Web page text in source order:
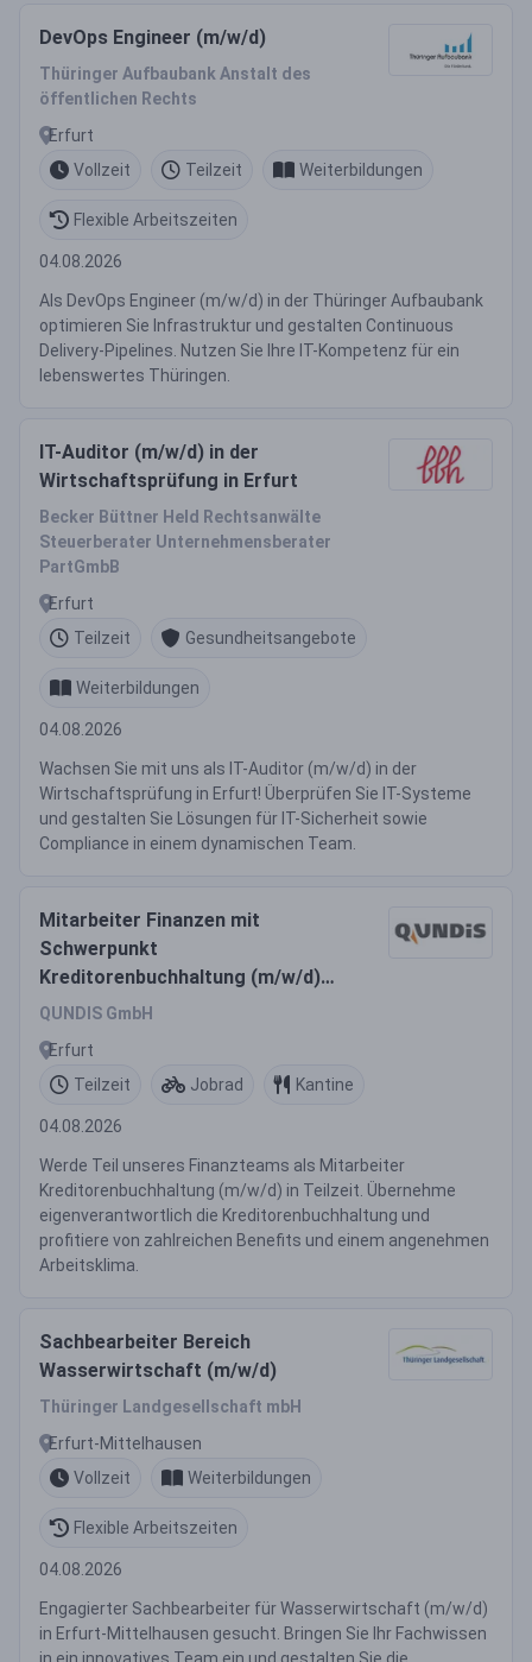
DevOps Engineer (m/w/d)
Thüringer Aufbaubank Anstalt des
öffentlichen Rechts
Erfurt
Vollzeit
Teilzeit Weiterbildungen
Flexible Arbeitszeiten
04.08.2026
Als DevOps Engineer (m/w/d) in der Thüringer Aufbaubank
optimieren Sie Infrastruktur und gestalten Continuous
Delivery-Pipelines. Nutzen Sie Ihre IT-Kompetenz für ein
lebenswertes Thüringen.
IT-Auditor (m/w/d) in der
Wirtschaftsprüfung in Erfurt
Becker Büttner Held Rechtsanwälte
Steuerberater Unternehmensberater
PartGmbB
Erfurt
Teilzeit
Gesundheitsangebote
Weiterbildungen
04.08.2026
Wachsen Sie mit uns als IT-Auditor (m/w/d) in der
Wirtschaftsprüfung in Erfurt! Überprüfen Sie IT-Systeme
und gestalten Sie Lösungen für IT-Sicherheit sowie
Compliance in einem dynamischen Team.
Mitarbeiter Finanzen mit
Schwerpunkt
Kreditorenbuchhaltung (m/w/d)
Teilzeit
QUNDIS GmbH
Erfurt
Teilzeit
Jobrad Kantine
04.08.2026
Werde Teil unseres Finanzteams als Mitarbeiter
Kreditorenbuchhaltung (m/w/d) in Teilzeit. Übernehme
eigenverantwortlich die Kreditorenbuchhaltung und
profitiere von zahlreichen Benefits und einem angenehmen
Arbeitsklima.
Sachbearbeiter Bereich
Wasserwirtschaft (m/w/d)
Thüringer Landgesellschaft mbH
Erfurt-Mittelhausen
Vollzeit
Weiterbildungen
Flexible Arbeitszeiten
04.08.2026
Engagierter Sachbearbeiter für Wasserwirtschaft (m/w/d)
in Erfurt-Mittelhausen gesucht. Bringen Sie Ihr Fachwissen